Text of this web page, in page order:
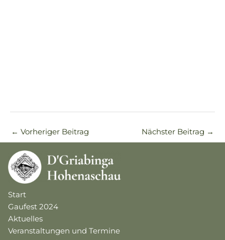
← Vorheriger Beitrag Nächster Beitrag →
Start
Gaufest 2024
Aktuelles
Veranstaltungen und Termine